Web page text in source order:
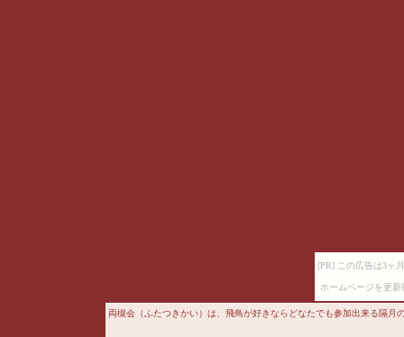
[PR] この広告は3ヶ
ホームページを更
両槻会（ふたつきかい）は、飛鳥が好きならどなたでも参加出来る隔